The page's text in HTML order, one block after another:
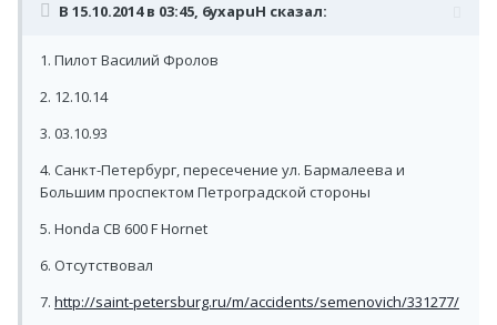
В 15.10.2014 в 03:45, 6yxapuH сказал:
1. Пилот Василий Фролов
2. 12.10.14
3. 03.10.93
4. Санкт-Петербург, пересечение ул. Бармалеева и
Большим проспектом Петроградской стороны
5. Honda CB 600 F Hornet
6. Отсутствовал
7. http://saint-petersburg.ru/m/accidents/semenovich/331277/